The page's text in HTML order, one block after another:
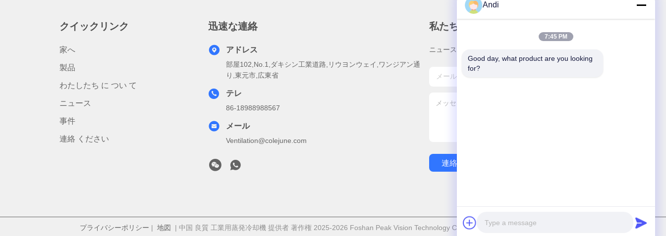
クイックリンク
家へ
製品
わたしたち に つい て
ニュース
事件
連絡 ください
迅速な連絡
アドレス
部屋102,No.1,ダキシン工業道路,リウヨンウェイ,ワンジアン通
り,東元市,広東省
テレ
86-18988988567
メール
Ventilation@colejune.com
私たちのニュースレター
ニュースレターへの購読は,割引などで可能です.
連絡 ください
プライバシーポリシー | 地図 | 中国 良質 工業用蒸発冷却機 提供者 著作権 2025-2026 Foshan Peak Vision Technology Co., Ltd. すべての権利は保護されています.
Andi
7:45 PM
Good day, what product are you looking
for?